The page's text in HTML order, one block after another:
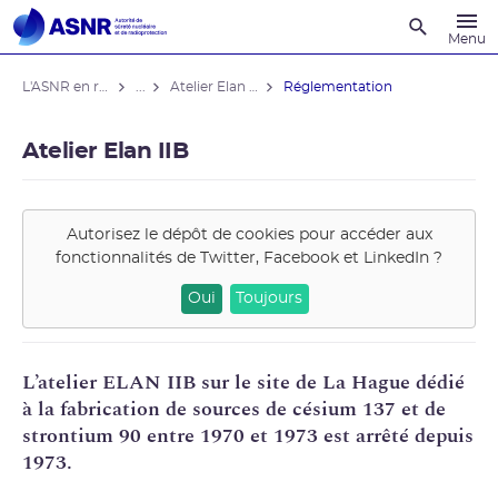
Menu
Réglementation
Atelier Elan IIB
Autorisez le dépôt de cookies pour accéder aux
fonctionnalités de Twitter, Facebook et LinkedIn ?
Oui Toujours
L’atelier ELAN IIB sur le site de La Hague dédié
à la fabrication de sources de césium 137 et de
strontium90 entre 1970 et 1973 est arrêté depuis
1973.